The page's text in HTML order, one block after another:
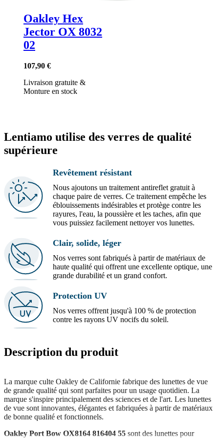
Oakley Hex
Jector OX 8032
02
107,90 €
Livraison gratuite &
Monture en stock
Lentiamo utilise des verres de qualité
supérieure
Revêtement résistant
Nous ajoutons un traitement antireflet gratuit à
chaque paire de verres. Ce traitement empêche les
éblouissements indésirables et protège contre les
rayures, l'eau, la poussière et les taches, afin que
vous puissiez facilement nettoyer vos lunettes.
Clair, solide, léger
Nos verres sont fabriqués à partir de matériaux de
haute qualité qui offrent une excellente optique, une
grande durabilité et un grand confort.
Protection UV
Nos verres offrent jusqu'à 100 % de protection
contre les rayons UV nocifs du soleil.
Description du produit
La marque culte Oakley de Californie fabrique des lunettes de vue
de grande qualité qui sont parfaites pour un usage quotidien. La
marque s'inspire principalement des sciences et de l'art. Les lunettes
de vue sont innovantes, élégantes et fabriquées à partir de matériaux
de bonne qualité et fonctionnels.
Oakley Port Bow OX8164 816404 55 sont des lunettes pour